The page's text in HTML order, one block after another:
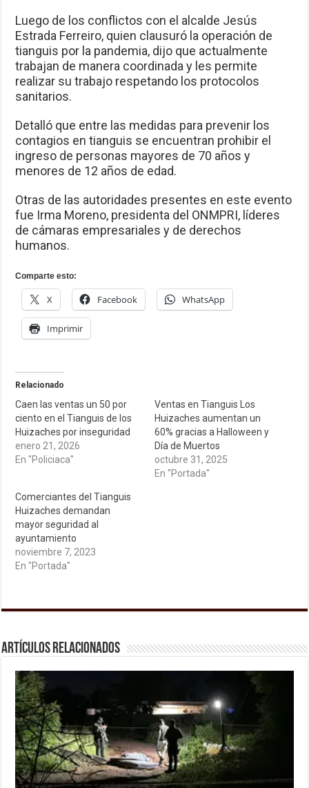
Luego de los conflictos con el alcalde Jesús
Estrada Ferreiro, quien clausuró la operación de
tianguis por la pandemia, dijo que actualmente
trabajan de manera coordinada y les permite
realizar su trabajo respetando los protocolos
sanitarios.
Detalló que entre las medidas para prevenir los
contagios en tianguis se encuentran prohibir el
ingreso de personas mayores de 70 años y
menores de 12 años de edad.
Otras de las autoridades presentes en este evento
fue Irma Moreno, presidenta del ONMPRI, líderes
de cámaras empresariales y de derechos
humanos.
Comparte esto:
X Facebook WhatsApp
Imprimir
Relacionado
Caen las ventas un 50 por
ciento en el Tianguis de los
Huizaches por inseguridad
enero 21, 2026
En "Policiaca"
Ventas en Tianguis Los
Huizaches aumentan un
60% gracias a Halloween y
Día de Muertos
octubre 31, 2025
En "Portada"
Comerciantes del Tianguis
Huizaches demandan
mayor seguridad al
ayuntamiento
noviembre 7, 2023
En "Portada"
Artículos relacionados